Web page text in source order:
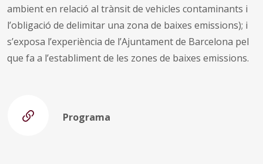
ambient en relació al trànsit de vehicles contaminants i
l’obligació de delimitar una zona de baixes emissions); i
s’exposa l’experiència de l’Ajuntament de Barcelona pel
que fa a l’establiment de les zones de baixes emissions.
Programa